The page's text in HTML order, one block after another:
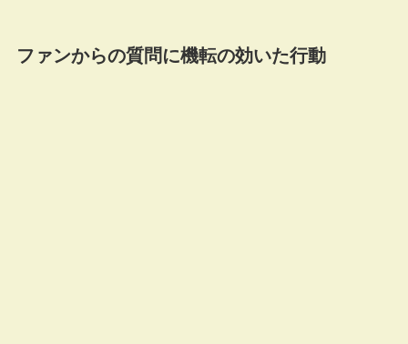
ファンからの質問に機転の効いた行動